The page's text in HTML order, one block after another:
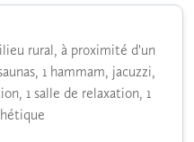
rural, à proximité d'un
1 hammam, jacuzzi,
1 salle de relaxation, 1